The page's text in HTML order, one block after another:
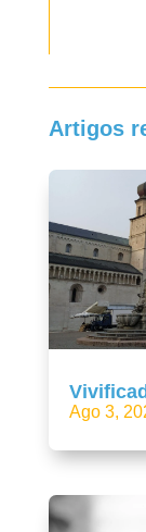
Artigos
Ago 3,